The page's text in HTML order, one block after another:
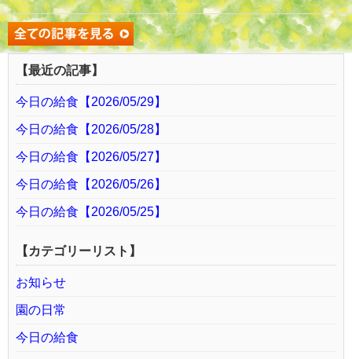
【最近の記事】
今日の給食【2026/05/29】
今日の給食【2026/05/28】
今日の給食【2026/05/27】
今日の給食【2026/05/26】
今日の給食【2026/05/25】
【カテゴリーリスト】
お知らせ
園の日常
今日の給食